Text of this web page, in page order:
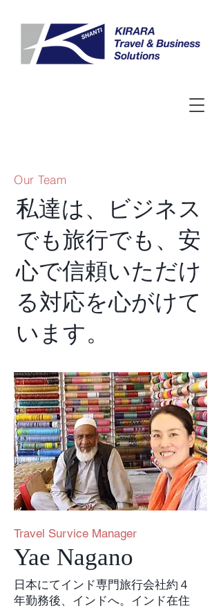
Our Team
​私達は、ビジネス
でも旅行でも、安
心で信頼いただけ
る対応を心がけて
います。​
Travel Survice Manager
Yae Nagano
日本にてインド専門旅行会社約４
年勤務後、インドへ。インド在住